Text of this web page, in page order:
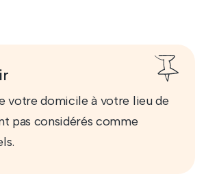
votre domicile à votre lieu de
pas considérés comme